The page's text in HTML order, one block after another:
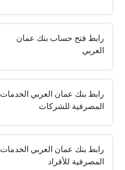
رابط فتح حساب بنك عمان
العربي
رابط بنك عمان العربي الخدمات
المصرفية للشركات
رابط بنك عمان العربي الخدمات
المصرفية للأفراد